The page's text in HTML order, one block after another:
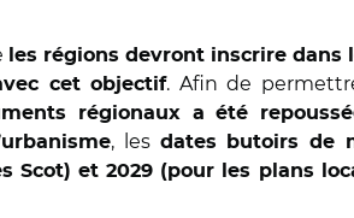
les régions devront inscrire dans
cet objectif. Afin de
régionaux a été
, les dates butoirs de
Scot) et 2029 (pour les plans